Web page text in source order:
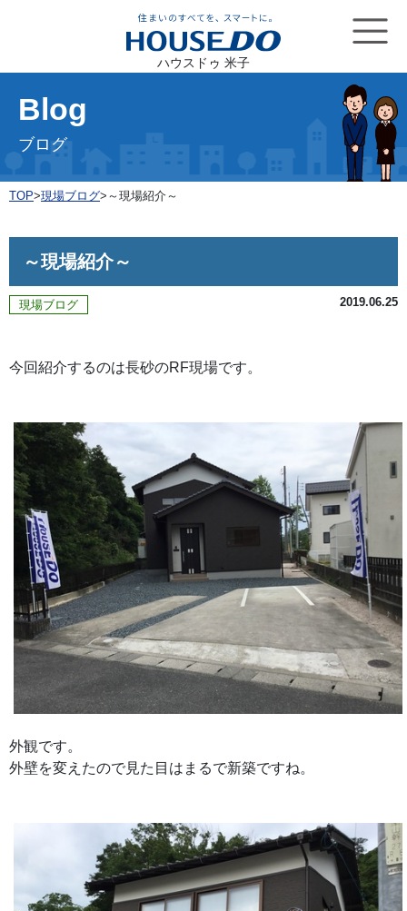
ハウスドゥ 米子
Blog
ブログ
TOP>現場ブログ> ～現場紹介～
～現場紹介～
現場ブログ 2019.06.25
今回紹介するのは長砂のRF現場です。
外観です。
外壁を変えたので見た目はまるで新築ですね。